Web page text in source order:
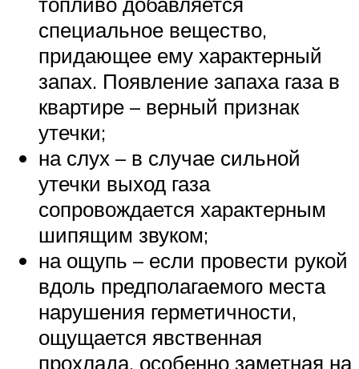
специальное вещество,
придающее ему характерный
запах. Появление запаха газа в
квартире – верный признак
утечки;
на слух – в случае сильной
утечки выход газа
сопровождается характерным
шипящим звуком;
на ощупь – если провести рукой
вдоль предполагаемого места
нарушения герметичности,
ощущается явственная
прохлада, особенно заметная на